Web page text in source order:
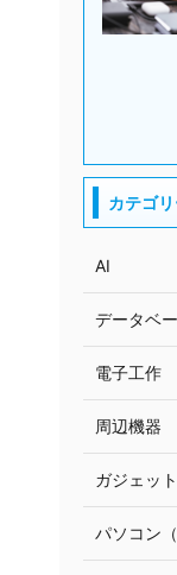
カテゴ
AI
データベ
電子工作
周辺機器
ガジェット
パソコン（